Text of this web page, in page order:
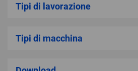
Tipi di lavorazione
Tipi di macchina